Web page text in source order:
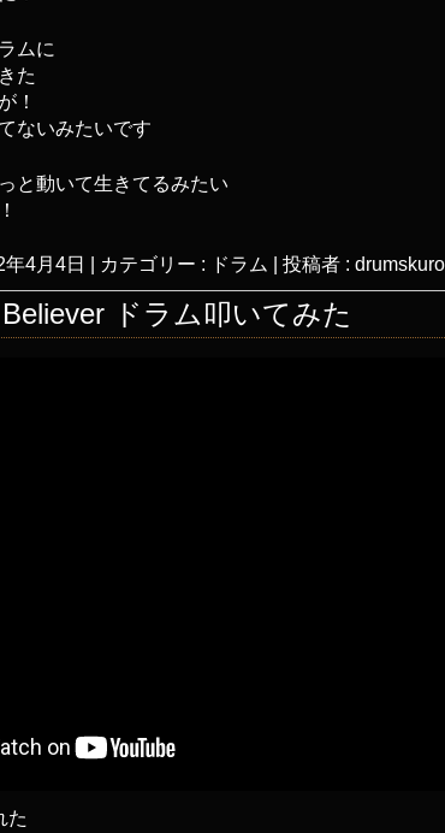
ムに
た
！
ないみたいです
と動いて生きてるみたい
年4月4日 カテゴリー : ドラム 投稿者 : drumskuro
ドラム叩いてみた
た